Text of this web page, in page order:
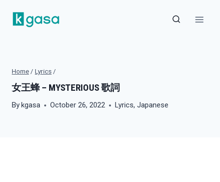
content
Home / Lyrics /
女王蜂 – MYSTERIOUS 歌詞
Bykgasa October 26, 2022 Lyrics,Japanese